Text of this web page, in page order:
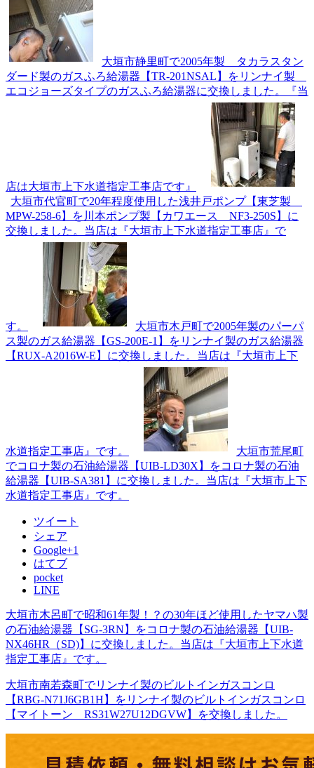
大垣市静里町で2005年製 タカラスタン
ダード製のガスふろ給湯器【TR-201NSAL】をリンナイ製
エコジョーズタイプのガスふろ給湯器に交換しました。『当
店は大垣市上下水道指定工事店です』
大垣市代官町で20年程度使用した浅井戸ポンプ【東芝製
MPW-258-6】を川本ポンプ製【カワエース NF3-250S】に
交換しました。当店は『大垣市上下水道指定工事店』で
す。
大垣市木戸町で2005年製のパーパ
ス製のガス給湯器【GS-200E-1】をリンナイ製のガス給湯器
【RUX-A2016W-E】に交換しました。当店は『大垣市上下
水道指定工事店』です。
大垣市荒尾町
でコロナ製の石油給湯器【UIB-LD30X】をコロナ製の石油
給湯器【UIB-SA381】に交換しました。当店は『大垣市上下
水道指定工事店』です。
ツイート
シェア
Google+1
はてブ
pocket
LINE
大垣市木呂町で昭和61年製！？の30年ほど使用したヤマハ製
の石油給湯器【SG-3RN】をコロナ製の石油給湯器【UIB-
NX46HR（SD)】に交換しました。当店は『大垣市上下水道
指定工事店』です。
大垣市南若森町でリンナイ製のビルトインガスコンロ
【RBG-N71J6GB1H】をリンナイ製のビルトインガスコンロ
【マイトーン RS31W27U12DGVW】を交換しました。